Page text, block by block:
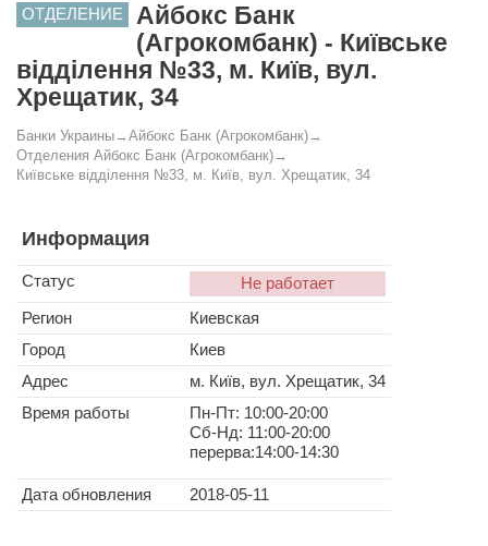
ОТДЕЛЕНИЕ
Айбокс Банк
(Агрокомбанк) - Київське
відділення №33, м. Київ, вул.
Хрещатик, 34
Банки Украины→ Айбокс Банк (Агрокомбанк)→
Отделения Айбокс Банк (Агрокомбанк)→
Київське відділення №33, м. Київ, вул. Хрещатик, 34
Информация
Статус
Не работает
Регион
Киевская
Город
Киев
Адрес
м. Київ, вул. Хрещатик, 34
Время работы
Пн-Пт: 10:00-20:00
Сб-Нд: 11:00-20:00
перерва:14:00-14:30
Дата обновления 2018-05-11